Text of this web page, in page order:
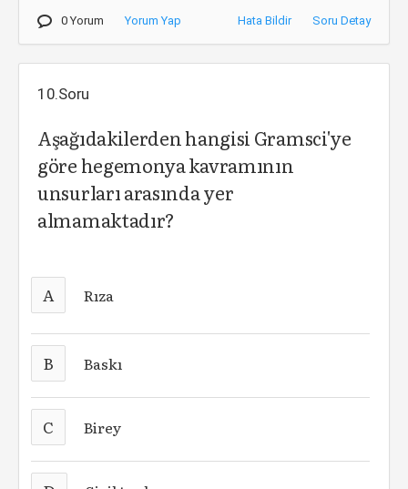
0 Yorum Yorum Yap Hata Bildir Soru Detay
10.Soru
Aşağıdakilerden hangisi Gramsci'ye
göre hegemonya kavramının
unsurları arasında yer
almamaktadır?
A Rıza
B Baskı
C Birey